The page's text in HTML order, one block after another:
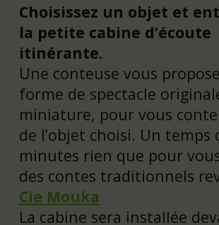
Choisissez un objet et
la petite cabine d’écoute
itinérante.
Une conteuse vous
forme de spectacle
miniature, pour vous
de l’objet choisi. Un temps
minutes rien que pour
des contes traditionnels
Cie Mouka
La cabine sera installée